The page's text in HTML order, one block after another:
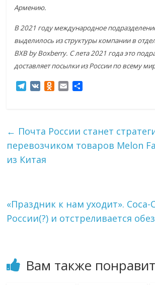
Армению.
В 2021 году международное
выделилось из структуры компании в
ВХВ by Boxberry. С лета 2021 года это
доставляет посылки из России по всему
T
r
a
m
V
O
l
a
i
E
в
и
← Почта России станет
перевозчиком товаров Melon
из Китая
«Праздник к нам уходит». Coca-
России(?) и отстреливается
Вам также